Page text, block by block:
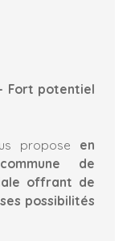
Fort potentiel
propose en
de
offrant de
possibilités